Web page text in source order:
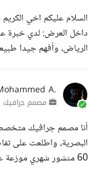
السلام عليكم اخي
داخل العرض: لدي خبرة
الرياض، وأفهم جيدا
A.
مصمم جرافيك
أنا مصمم جرافيك
البصرية، واطلعت على
60 منشور شهري موزعة على 3 شركات مع الحفاظ...